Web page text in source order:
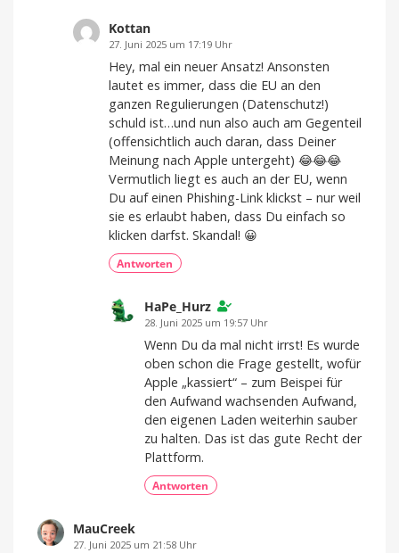
Kottan
27. Juni 2025 um 17:19 Uhr
Hey, mal ein neuer Ansatz! Ansonsten
lautet es immer, dass die EU an den
ganzen Regulierungen (Datenschutz!)
schuld ist…und nun also auch am Gegenteil
(offensichtlich auch daran, dass Deiner
Meinung nach Apple untergeht) 😂😂😂
Vermutlich liegt es auch an der EU, wenn
Du auf einen Phishing-Link klickst – nur weil
sie es erlaubt haben, dass Du einfach so
klicken darfst. Skandal! 😀
Antworten
HaPe_Hurz
28. Juni 2025 um 19:57 Uhr
Wenn Du da mal nicht irrst! Es wurde
oben schon die Frage gestellt, wofür
Apple „kassiert“ – zum Beispei für
den Aufwand wachsenden Aufwand,
den eigenen Laden weiterhin sauber
zu halten. Das ist das gute Recht der
Plattform.
Antworten
MauCreek
27. Juni 2025 um 21:58 Uhr